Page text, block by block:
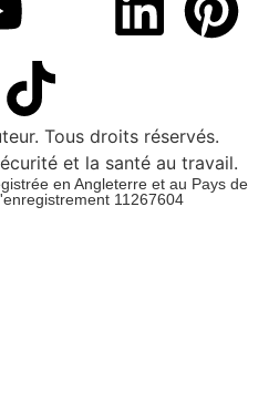
Tous droits réservés.
et la santé au travail.
en Angleterre et au Pays de
11267604